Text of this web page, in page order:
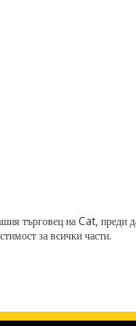
търговец на Cat, преди
за всички части.